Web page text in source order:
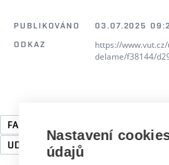
PUBLIKOVÁNO
03.07.2025
ODKAZ
https://
delame/f38144/
FAKULTA STROJNÍHO INŽENÝRSTVÍ
UDRŽITELNOST
Nastavení
údajů